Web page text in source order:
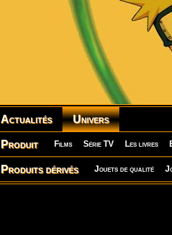
Actualités Univers
Produit Films Série TV Les livres
Produits dérivés Jouets de qualité